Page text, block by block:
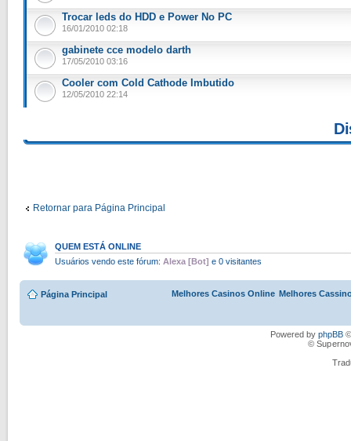
Trocar leds do HDD e Power No PC
16/01/2010 02:18
gabinete cce modelo darth
17/05/2010 03:16
Cooler com Cold Cathode Imbutido
12/05/2010 22:14
Retornar para Página Principal
QUEM ESTÁ ONLINE
Usuários vendo este fórum: Alexa [Bot] e 0 visitantes
Página Principal Melhores
Melhores Casinos Online
Powered by phpBB
©